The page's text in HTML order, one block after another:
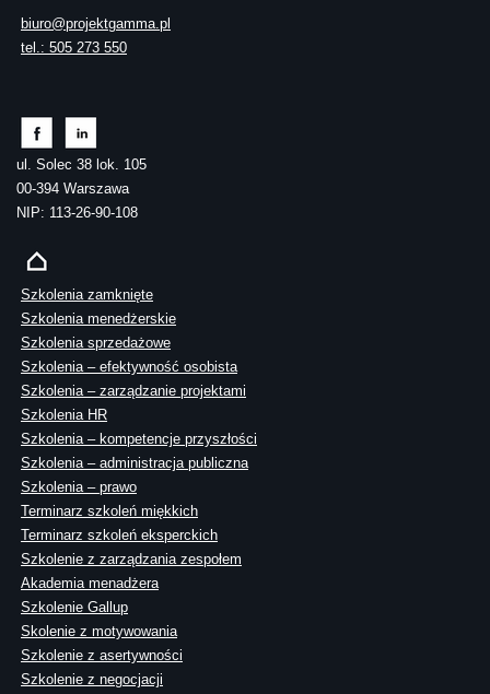
biuro@projektgamma.pl
tel.: 505 273 550
ul. Solec 38 lok. 105
00-394 Warszawa
NIP: 113-26-90-108
Szkolenia zamknięte
Szkolenia menedżerskie
Szkolenia sprzedażowe
Szkolenia – efektywność osobista
Szkolenia – zarządzanie projektami
Szkolenia HR
Szkolenia – kompetencje przyszłości
Szkolenia – administracja publiczna
Szkolenia – prawo
Terminarz szkoleń miękkich
Terminarz szkoleń eksperckich
Szkolenie z zarządzania zespołem
Akademia menadżera
Szkolenie Gallup
Skolenie z motywowania
Szkolenie z asertywności
Szkolenie z negocjacji